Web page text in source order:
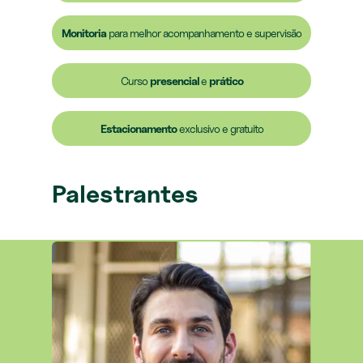
Monitoriapara melhor acompanhamento e supervisão
Cursopresenciale prático
Estacionamentoexclusivo e gratuito
Palestrantes